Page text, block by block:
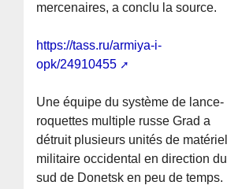
mercenaires, a conclu la source.
https://tass.ru/armiya-i-
opk/24910455
Une équipe du système de lance-
roquettes multiple russe Grad a
détruit plusieurs unités de matériel
militaire occidental en direction du
sud de Donetsk en peu de temps.